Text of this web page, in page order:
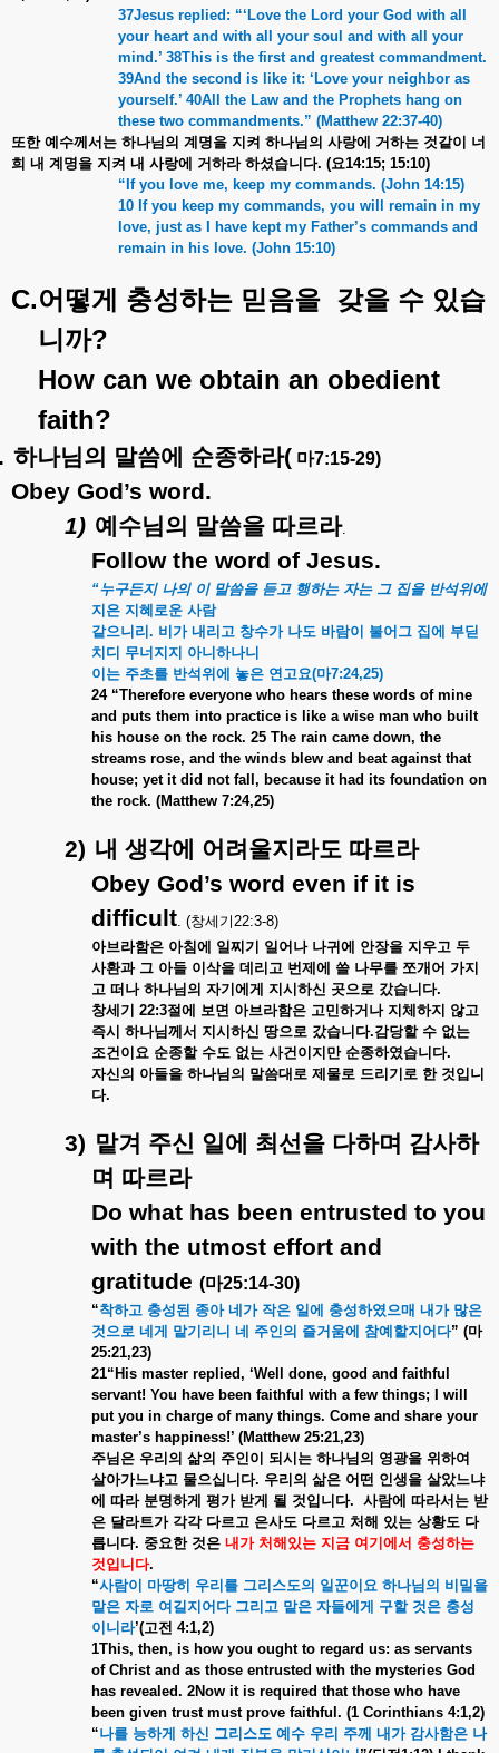
37Jesus replied: “‘ Love the Lord your God with all
your heart and with all your soul and with all your
mind.’ 38This is the first and greatest commandment.
39And the second is like it: ‘ Love your neighbor as
yourself.’ 40All the Law and the Prophets hang on
these two commandments.” (Matthew 22:37-40)
또한 예수께서는 하나님의 계명을 지켜 하나님의 사랑에 거하는 것같이
너
희 내 계명을 지켜 내 사랑에 거하라 하셨습니다. (요14:15; 15:10)
“If you love me, keep my commands. (John 14:15)
10 If you keep my commands, you will remain in my
love, just as I have kept my Father’s commands and
remain in his love. (John 15:10)
C.어떻게 충성하는 믿음을 갖을 수 있습
니까?
How can we obtain an obedient
faith?
하나님의 말씀에 순종하라( 마7:15-29)
Obey God’s word.
1) 예수님의 말씀을 따르라.
Follow the word of Jesus.
“누구든지 나의 이 말씀을 듣고 행하는 자는 그 집을 반석위에
지은 지혜로운 사람
같으니리 . 비가 내리고 창수가 나도 바람이 불어그 집에 부딛
치디 무너지지 아니하나니
이는 주초를 반석위에 놓은 연고요(마7:24,25)
24 “Therefore everyone who hears these words of mine
and puts them into practice is like a wise man who built
his house on the rock. 25 The rain came down, the
streams rose, and the winds blew and beat against that
house; yet it did not fall, because it had its foundation on
the rock. (Matthew 7:24,25)
2) 내 생각에 어려울지라도 따르라
Obey God’s word even if it is
difficult. (창세기22:3-8)
아브라함은 아침에 일찌기 일어나 나귀에 안장을 지우고 두
사환과 그 아들 이삭을 데리고 번제에 쓸 나무를 쪼개어 가지
고 떠나 하나님의 자기에게 지시하신 곳으로 갔습니다.
창세기 22:3절에 보면 아브라함은 고민하거나 지체하지 않고
즉시 하나님께서 지시하신 땅으로 갔습니다.감당할 수 없는
조건이요 순종할 수도 없는 사건이지만 순종하였습니다.
자신의 아들을 하나님의 말씀대로 제물로 드리기로 한 것입니
다.
3) 맡겨 주신 일에 최선을 다하며 감사하
며 따르라
Do what has been entrusted to you
with the utmost effort and
gratitude (마25:14-30)
“착하고 충성된 종아 네가 작은 일에 충성하였으매 내가 많은
것으로 네게 맡기리니 네 주인의 즐거움에 참예할지어다” (마
25:21,23)
21“His master replied, ‘Well done, good and faithful
servant! You have been faithful with a few things; I will
put you in charge of many things. Come and share your
master’s happiness!’ (Matthew 25:21,23)
주님은 우리의 삶의 주인이 되시는 하나님의 영광을 위하여
살아가느냐고 물으십니다. 우리의 삶은 어떤 인생을 살았느냐
에 따라 분명하게 평가 받게 될 것입니다. 사람에 따라서는 받
은 달라트가 각각 다르고 은사도 다르고 처해 있는 상황도 다
릅니다. 중요한 것은 내가 처해있는 지금 여기에서 충성하는
것입니다.
“사람이 마땅히 우리를 그리스도의 일꾼이요 하나님의 비밀을
맡은 자로 여길지어다 그리고 맡은 자들에게 구할 것은 충성
이니라’(고전 4:1,2)
1This, then, is how you ought to regard us: as servants
of Christ and as those entrusted with the mysteries God
has revealed. 2Now it is required that those who have
been given trust must prove faithful. (1 Corinthians 4:1,2)
“나를 능하게 하신 그리스도 예수 우리 주께 내가 감사함은 나